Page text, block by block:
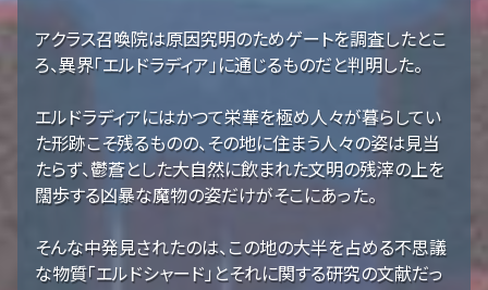
アクラス召喚院は原因究明のためゲートを調査したとこ
ろ、異界「エルドラディア」に通じるものだと判明した。
エルドラディアにはかつて栄華を極め人々が暮らしてい
た形跡こそ残るものの、その地に住まう人々の姿は見当
たらず、鬱蒼とした大自然に飲まれた文明の残滓の上を
闊歩する凶暴な魔物の姿だけがそこにあった。
そんな中発見されたのは、この地の大半を占める不思議
な物質「エルドシャード」とそれに関する研究の文献だっ